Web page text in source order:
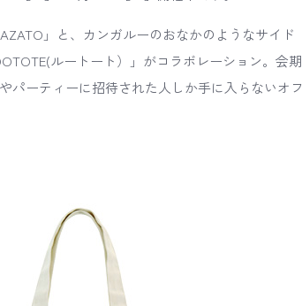
」と、カンガルーのおなかのようなサイド
ルートート）」がコラボレーション。会期
パーティーに招待された人しか手に入らないオフ